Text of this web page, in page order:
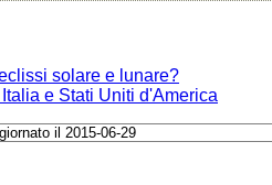
solare e lunare?
e Stati Uniti d'America
il 2015-06-29